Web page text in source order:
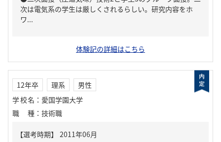
次は電気系の学生は厳しくされるらしい。研究内容をホ
ワ...
体験記の詳細はこちら
12年卒 理系
男性
学校名 ： 愛国学園大学
職種 ： 技術職